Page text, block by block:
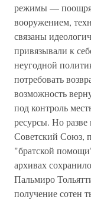
режимы —
вооружением,
связаны
привязывали к
неугодной
потребовать
возможность
под контроль
ресурсы. Но разве
Советский Союз,
"братской
архивах
Пальмиро
получение сотен